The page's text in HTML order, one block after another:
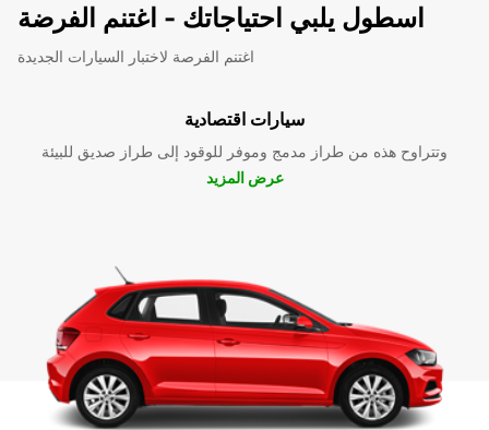
اسطول يلبي احتياجاتك - اغتنم الفرضة
اغتنم الفرصة لاختبار السيارات الجديدة
سيارات اقتصادية
وتتراوح هذه من طراز مدمج وموفر للوقود إلى طراز صديق للبيئة
عرض المزيد